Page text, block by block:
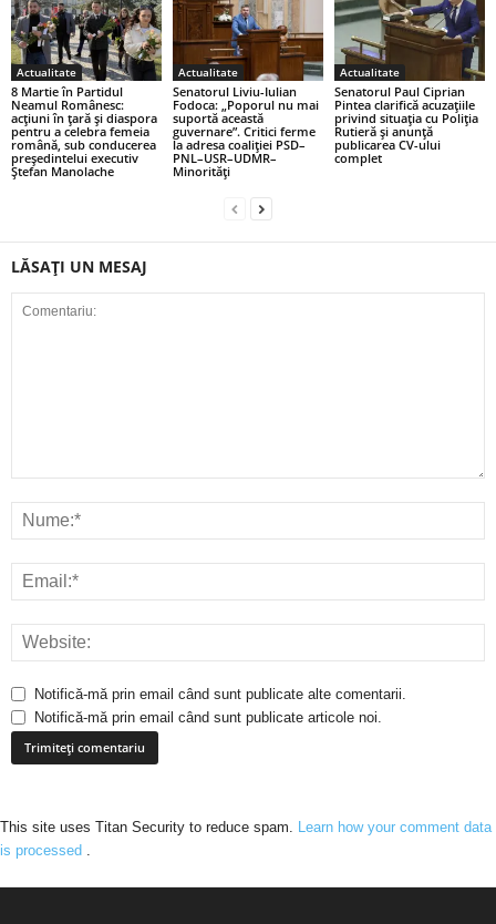
Actualitate
8 Martie în Partidul
Neamul Românesc:
acțiuni în țară și diaspora
pentru a celebra femeia
română, sub conducerea
președintelui executiv
Ștefan Manolache
Actualitate
Senatorul Liviu-Iulian
Fodoca: „Poporul nu mai
suportă această
guvernare”. Critici ferme
la adresa coaliției PSD–
PNL–USR–UDMR–
Minorități
Actualitate
Senatorul Paul Ciprian
Pintea clarifică acuzațiile
privind situația cu Poliția
Rutieră și anunță
publicarea CV-ului
complet
LĂSAȚI UN MESAJ
Notifică-mă prin email când sunt publicate alte comentarii.
Notifică-mă prin email când sunt publicate articole noi.
This site uses Titan Security to reduce spam. Learn how your comment data
is processed .